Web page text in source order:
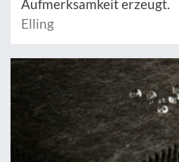
Aufmerksamkeit erzeugt.
Elling